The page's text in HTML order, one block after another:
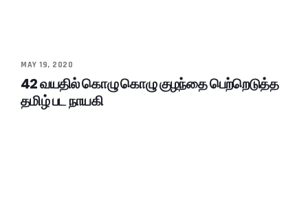
MAY 19, 2020
42 வயதில் கொழு கொழு குழந்தை பெற்றெடுத்த
தமிழ் பட நாயகி